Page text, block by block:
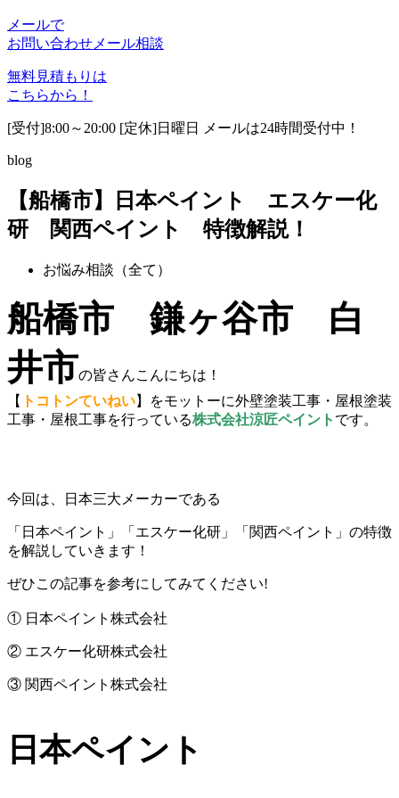
メールで
お問い合わせ メール相談
無料見積もりは
こちらから！
[受付]8:00～20:00 [定休]日曜日 メールは24時間受付中！
blog
【船橋市】日本ペイント エスケー化
研 関西ペイント 特徴解説！
お悩み相談（全て）
船橋市 鎌ヶ谷市 白
井市の皆さんこんにちは！
【 トコトンていねい】をモットーに外壁塗装工事・屋根塗装
工事・屋根工事を行っている株式会社涼匠ペイント です。
今回は、日本三大メーカーである
「日本ペイント」「エスケー化研」「関西ペイント」の特徴
を解説していきます！
ぜひこの記事を参考にしてみてください!
① 日本ペイント株式会社
② エスケー化研株式会社
③ 関西ペイント株式会社
日本ペイント